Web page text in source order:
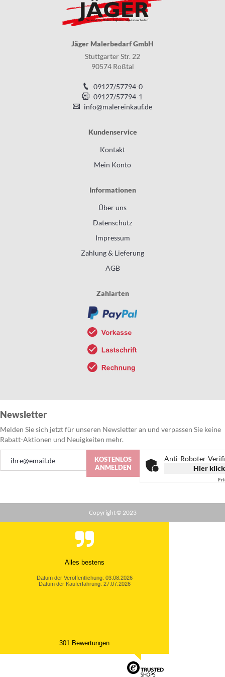
Jäger Malerbedarf GmbH
Stuttgarter Str. 22
90574 Roßtal
09127/57794-0
09127/57794-1
info@malereinkauf.de
Kundenservice
Kontakt
Mein Konto
Informationen
Über uns
Datenschutz
Impressum
Zahlung & Lieferung
AGB
Zahlarten
Newsletter
Melden Sie sich jetzt für unseren Newsletter an und verpassen Sie keine
Rabatt-Aktionen und Neuigkeiten mehr.
zum
KOSTENLOS
ANMELDEN
Anti-Roboter-
Hier
Copyright © 2023
Alles bestens
Datum der Veröffentlichung: 03.08.2026
Datum der Kauferfahrung: 27.07.2026
301 Bewertungen